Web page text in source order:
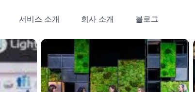
서비스 소개 회사 소개 블로그